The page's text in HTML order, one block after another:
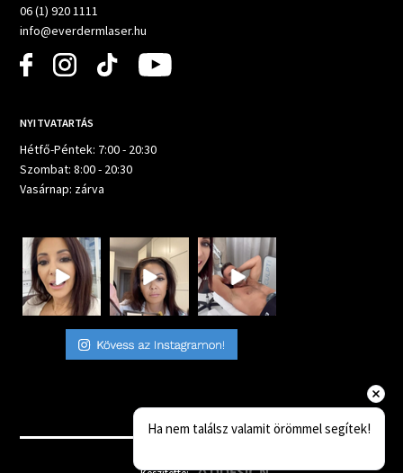
06 (1) 920 1111
info@everdermlaser.hu
NYITVATARTÁS
Hétfő-Péntek: 7:00 - 20:30
Szombat: 8:00 - 20:30
Vasárnap: zárva
Ha nem találsz valamit örömmel segítek!